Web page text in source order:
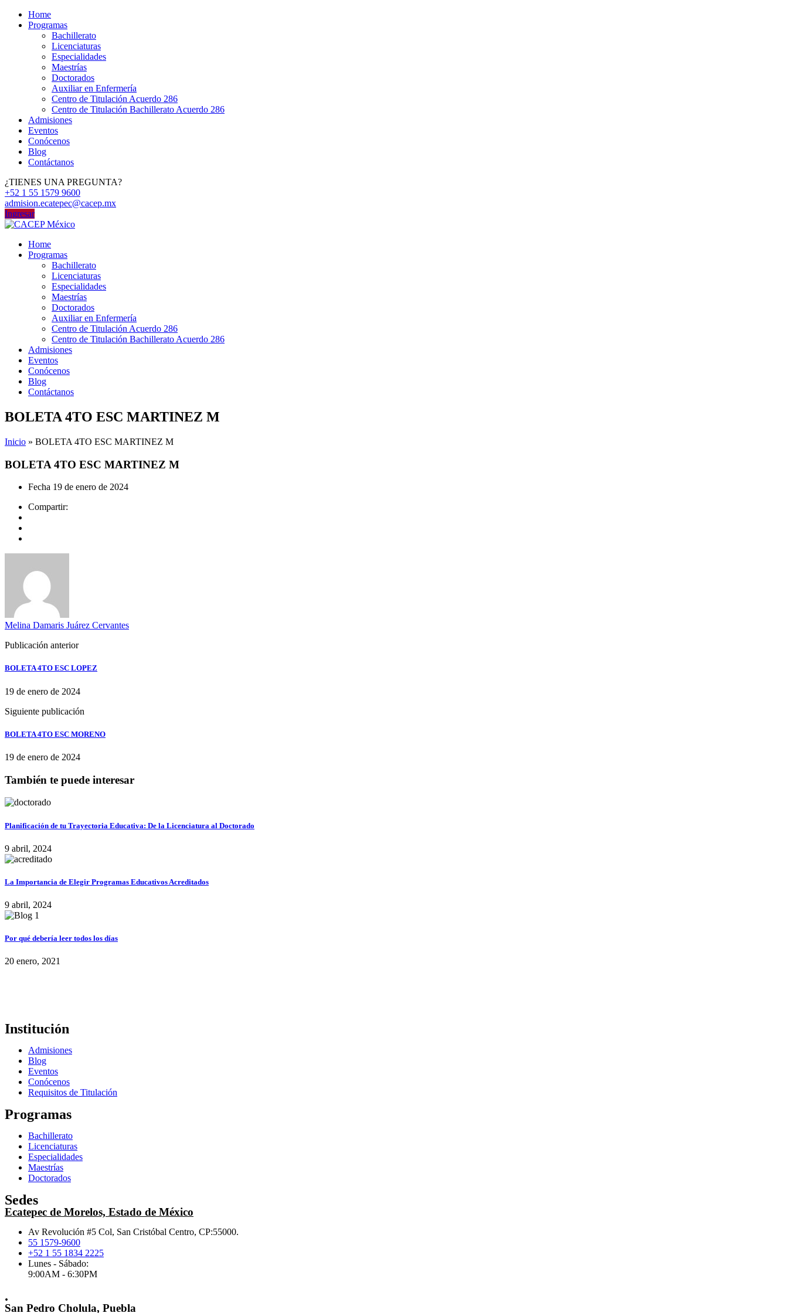
Home
Programas
Bachillerato
Licenciaturas
Especialidades
Maestrías
Doctorados
Auxiliar en Enfermería
Centro de Titulación Acuerdo 286
Centro de Titulación Bachillerato Acuerdo 286
Admisiones
Eventos
Conócenos
Blog
Contáctanos
¿TIENES UNA PREGUNTA?
+52 1 55 1579 9600
admision.ecatepec@cacep.mx
Ingresar
Home
Programas
Bachillerato
Licenciaturas
Especialidades
Maestrías
Doctorados
Auxiliar en Enfermería
Centro de Titulación Acuerdo 286
Centro de Titulación Bachillerato Acuerdo 286
Admisiones
Eventos
Conócenos
Blog
Contáctanos
BOLETA 4TO ESC MARTINEZ M
Inicio » BOLETA 4TO ESC MARTINEZ M
BOLETA 4TO ESC MARTINEZ M
Fecha 19 de enero de 2024
Compartir:
Melina Damaris Juárez Cervantes
Publicación anterior
BOLETA 4TO ESC LOPEZ
19 de enero de 2024
Siguiente publicación
BOLETA 4TO ESC MORENO
19 de enero de 2024
También te puede interesar
Planificación de tu Trayectoria Educativa: De la Licenciatura al Doctorado
9 abril, 2024
La Importancia de Elegir Programas Educativos Acreditados
9 abril, 2024
Por qué debería leer todos los días
20 enero, 2021
Institución
Admisiones
Blog
Eventos
Conócenos
Requisitos de Titulación
Programas
Bachillerato
Licenciaturas
Especialidades
Maestrías
Doctorados
Sedes
Ecatepec de Morelos, Estado de México
Av Revolución #5 Col, San Cristóbal Centro, CP:55000.
55 1579-9600
+52 1 55 1834 2225
Lunes - Sábado:
9:00AM - 6:30PM
.
San Pedro Cholula, Puebla